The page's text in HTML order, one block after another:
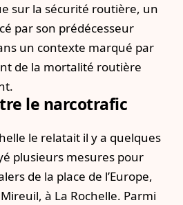
sur la sécurité routière, un
par son prédécesseur
un contexte marqué par
de la mortalité routière
le narcotrafic
le relatait il y a quelques
plusieurs mesures pour
de la place de l’Europe,
à La Rochelle. Parmi